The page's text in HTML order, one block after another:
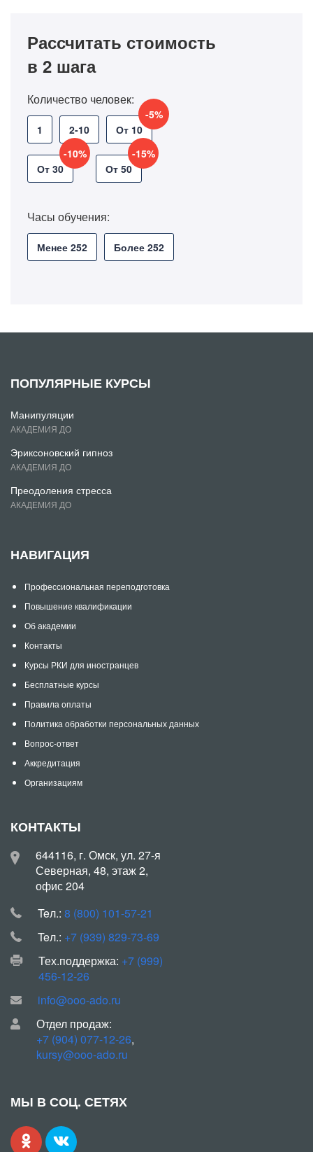
Рассчитать стоимость
в 2 шага
Количество человек:
1 2-10 От 10
-5%
От 30
-10%
От 50
-15%
Часы обучения:
Менее 252 Более 252
ПОПУЛЯРНЫЕ КУРСЫ
Манипуляции
АКАДЕМИЯ ДО
Эриксоновский гипноз
АКАДЕМИЯ ДО
Преодоления стресса
АКАДЕМИЯ ДО
НАВИГАЦИЯ
Профессиональная переподготовка
Повышение квалификации
Об академии
Контакты
Курсы РКИ для иностранцев
Бесплатные курсы
Правила оплаты
Политика обработки персональных данных
Вопрос-ответ
Аккредитация
Организациям
КОНТАКТЫ
644116, г. Омск, ул. 27-я
Северная, 48, этаж 2,
офис 204
Teл.: 8 (800) 101-57-21
Teл.: +7 (939) 829-73-69
Тех.поддержка: +7 (999)
456-12-26
info@ooo-ado.ru
Отдел продаж:
+7 (904) 077-12-26,
kursy@ooo-ado.ru
МЫ В СОЦ. СЕТЯХ